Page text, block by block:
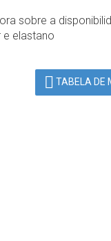
sobre a
elastano
TABELA DE